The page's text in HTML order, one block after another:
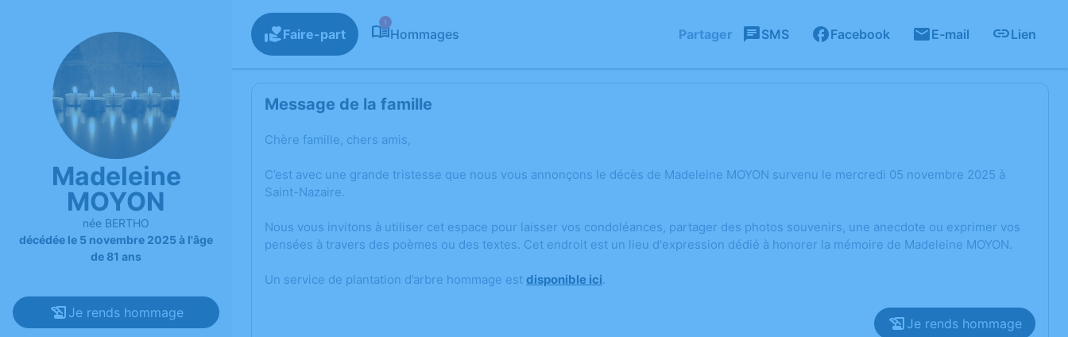
Madeleine
MOYON
née BERTHO
décédée le 5 novembre 2025 à l'âge
de 81 ans
Je rends hommage
Faire-part
1
Hommages Partager SMS Facebook E-mail Lien
Message de la famille
Chère famille, chers amis,
C’est avec une grande tristesse que nous vous annonçons le décès de Madeleine MOYON survenu le mercredi 05 novembre 2025 à
Saint-Nazaire.
Nous vous invitons à utiliser cet espace pour laisser vos condoléances, partager des photos souvenirs, une anecdote ou exprimer vos
pensées à travers des poèmes ou des textes. Cet endroit est un lieu d'expression dédié à honorer la mémoire de Madeleine MOYON.
Un service de plantation d’arbre hommage est disponible ici.
Je rends hommage